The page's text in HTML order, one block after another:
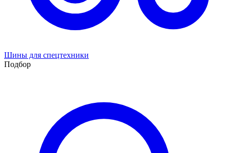
Шины для спецтехники
Подбор